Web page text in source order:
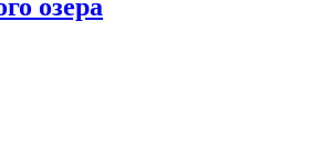
озера